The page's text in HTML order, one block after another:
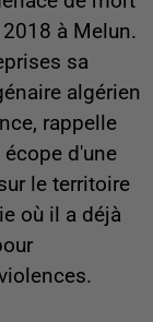
à Melun.
sa
algérien
rappelle
écope d'une
le territoire
où il a déjà